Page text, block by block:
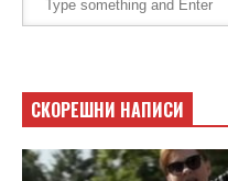
СКОРЕШНИ НАПИСИ